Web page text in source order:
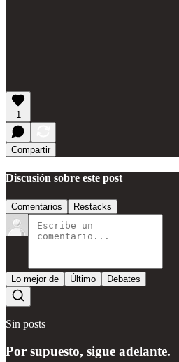
1
Compartir
Discusión sobre este post
Comentarios Restacks
Lo mejor de Último Debates
Sin posts
Por supuesto, sigue adelante.